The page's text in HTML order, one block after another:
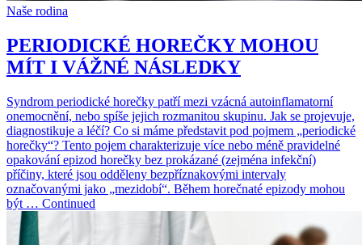
Naše rodina
PERIODICKÉ HOREČKY MOHOU
MÍT I VÁŽNÉ NÁSLEDKY
Syndrom periodické horečky patří mezi vzácná autoinflamatorní
onemocnění, nebo spíše jejich rozmanitou skupinu. Jak se projevuje,
diagnostikuje a léčí? Co si máme představit pod pojmem „periodické
horečky“? Tento pojem charakterizuje více nebo méně pravidelné
opakování epizod horečky bez prokázané (zejména infekční)
příčiny, které jsou odděleny bezpříznakovými intervaly
označovanými jako „mezidobí“. Během horečnaté epizody mohou
být … Continued